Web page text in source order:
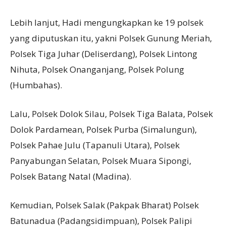
Lebih lanjut, Hadi mengungkapkan ke 19 polsek
yang diputuskan itu, yakni Polsek Gunung Meriah,
Polsek Tiga Juhar (Deliserdang), Polsek Lintong
Nihuta, Polsek Onanganjang, Polsek Polung
(Humbahas).
Lalu, Polsek Dolok Silau, Polsek Tiga Balata, Polsek
Dolok Pardamean, Polsek Purba (Simalungun),
Polsek Pahae Julu (Tapanuli Utara), Polsek
Panyabungan Selatan, Polsek Muara Sipongi,
Polsek Batang Natal (Madina).
Kemudian, Polsek Salak (Pakpak Bharat) Polsek
Batunadua (Padangsidimpuan), Polsek Palipi